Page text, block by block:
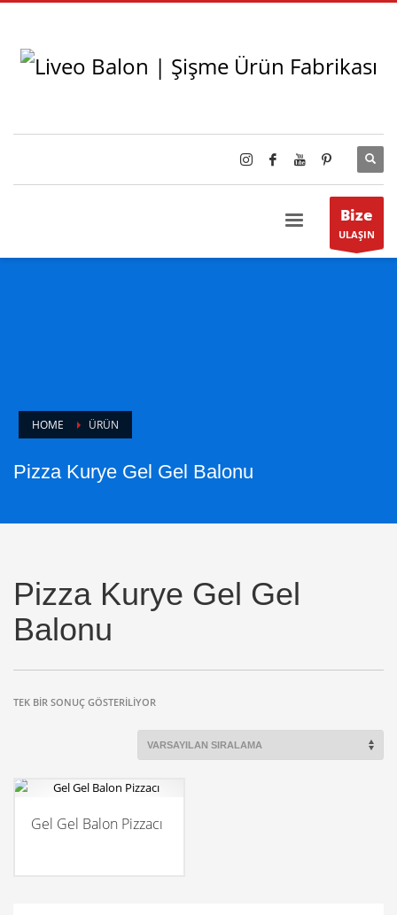
Bize
ULAŞIN
HOME ÜRÜN
Pizza Kurye Gel Gel Balonu
Pizza Kurye Gel Gel
Balonu
TEK BIR SONUÇ GÖSTERILIYOR
Gel Gel Balon Pizzacı